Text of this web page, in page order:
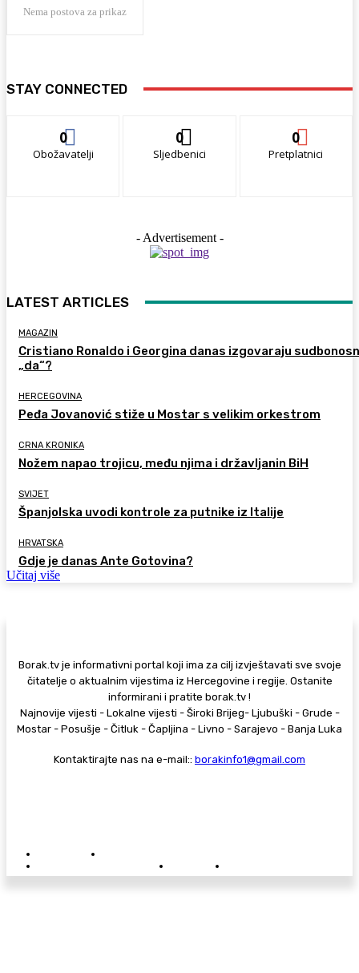
Nema postova za prikaz
STAY CONNECTED
0
Obožavatelji
0
Sljedbenici
0
Pretplatnici
- Advertisement -
LATEST ARTICLES
MAGAZIN
Cristiano Ronaldo i Georgina danas izgovaraju
„da“?
HERCEGOVINA
Peđa Jovanović stiže u Mostar s velikim orkestrom
CRNA KRONIKA
Nožem napao trojicu, među njima i državljanin BiH
SVIJET
Španjolska uvodi kontrole za putnike iz Italije
HRVATSKA
Gdje je danas Ante Gotovina?
Učitaj više
Borak.tv je informativni portal koji ima za cilj izvještavati sve svoje
čitatelje o aktualnim vijestima iz Hercegovine i regije. Ostanite
informirani i pratite borak.tv !
Najnovije vijesti - Lokalne vijesti - Široki Brijeg- Ljubuški - Grude -
Mostar - Posušje - Čitluk - Čapljina - Livno - Sarajevo - Banja Luka
Kontaktirajte nas na e-mail:: borakinfo1@gmail.com